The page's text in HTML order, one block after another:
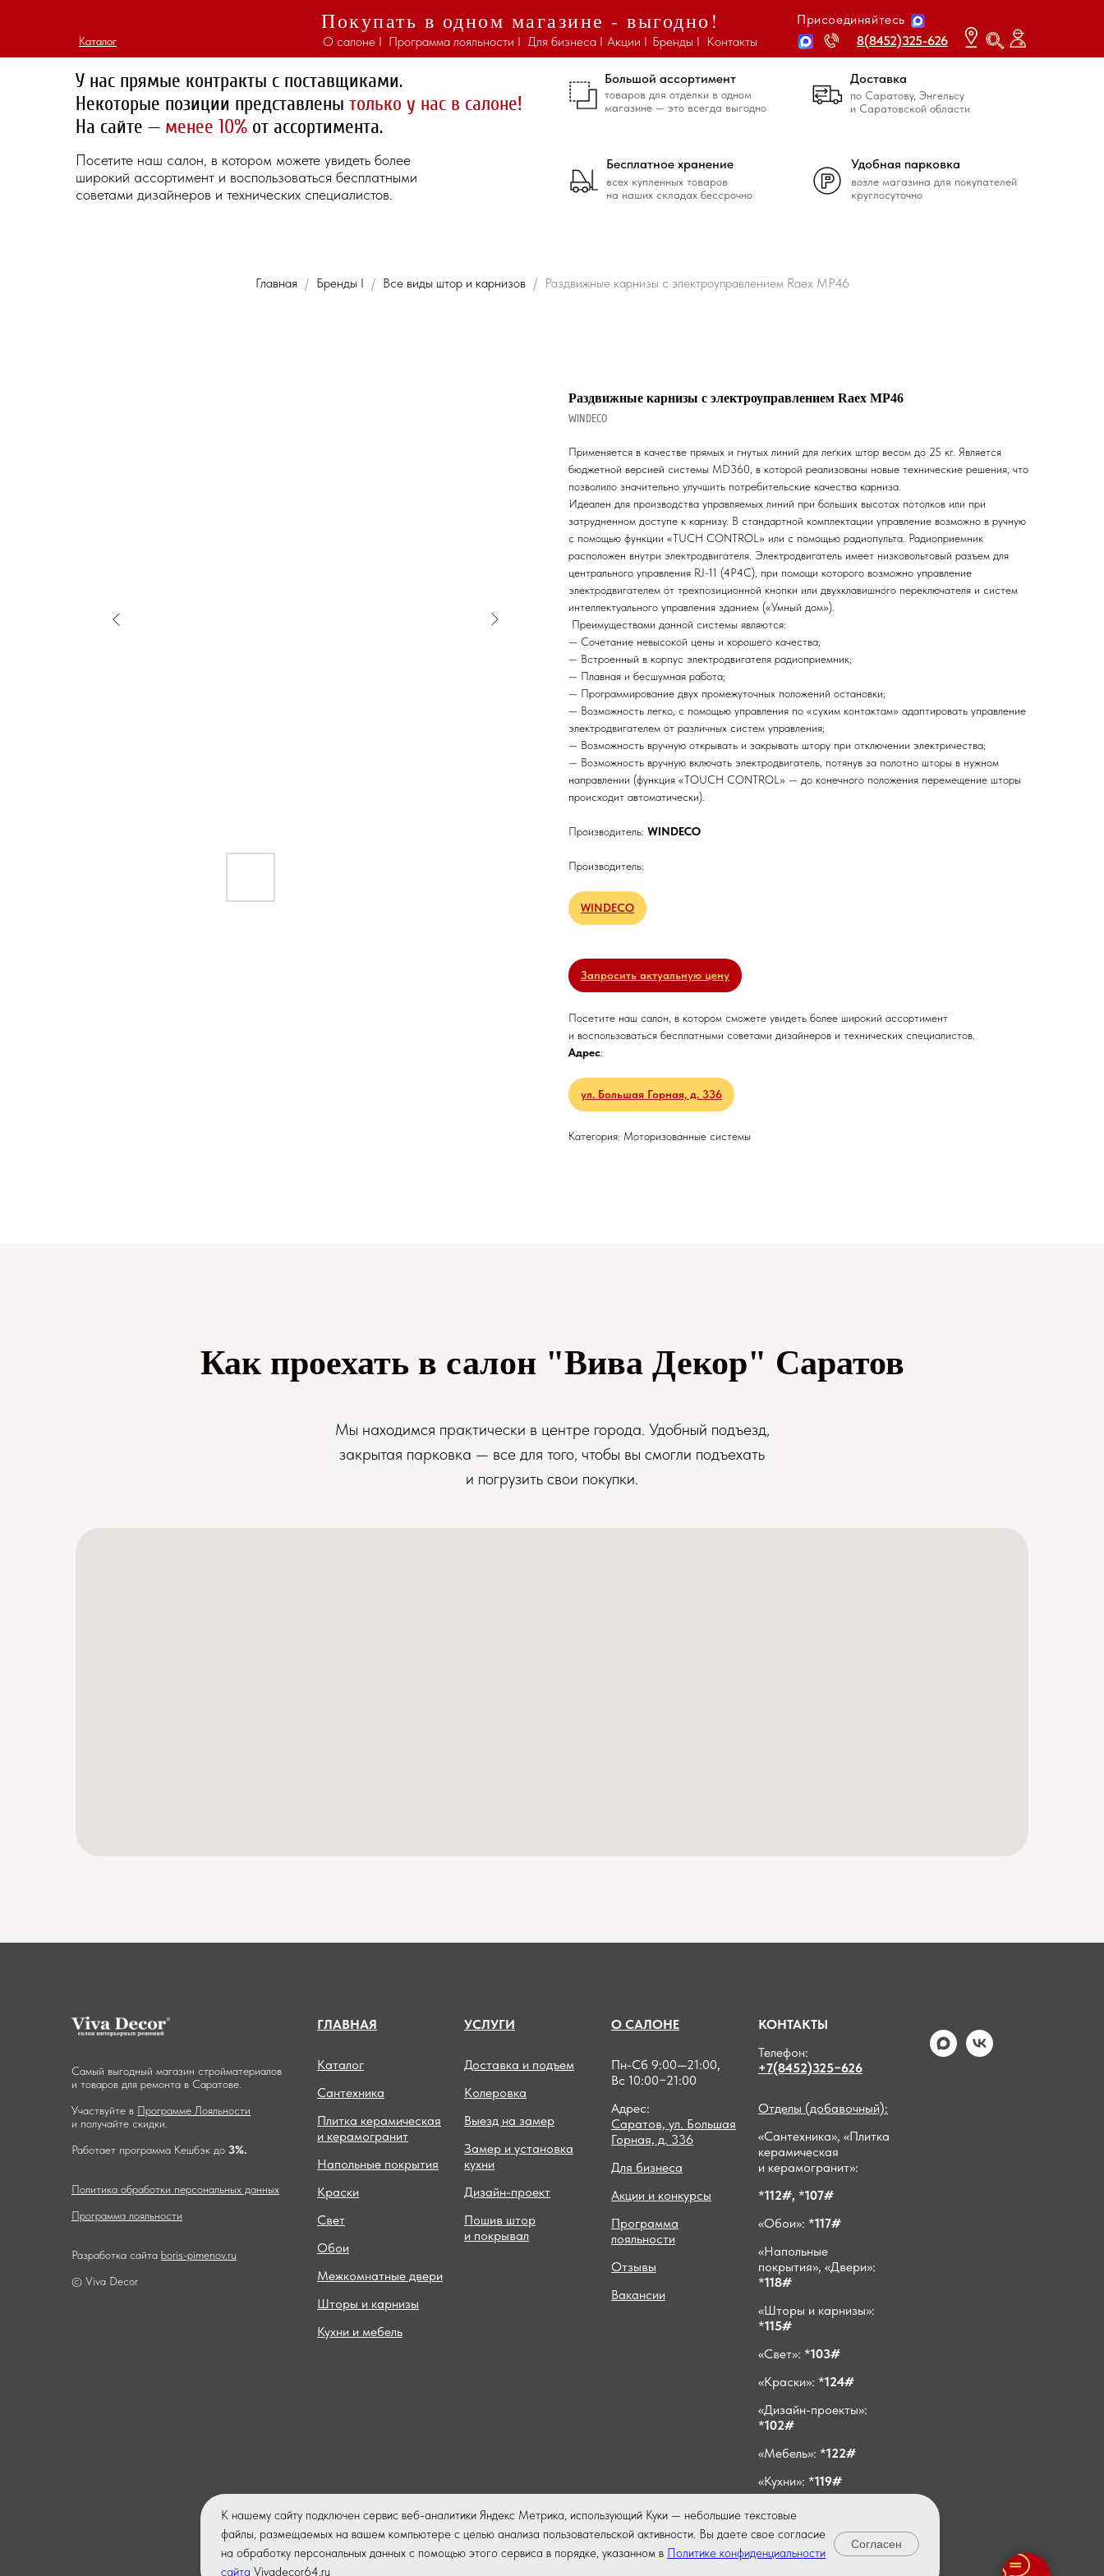
8(8452)325-626
8(8452)325-626
Покупать в одном магазине - выгодно!
Контакты
Бренды I
Акции I
Для бизнеса I
Присоединяйтесь
Каталог
Каталог Программа лояльности I
О салоне I
возле магазина для покупателей
круглосуточно
Удобная парковка
всех купленных товаров
на наших складах бессрочно
Бесплатное хранение
товаров для отделки в одном
магазине — это всегда выгодно
Большой ассортимент
по Саратову, Энгельсу
и Саратовской области
Доставка
У нас прямые контракты с поставщиками.
Некоторые позиции представлены только у нас в салоне!
На сайте — менее 10% от ассортимента.
Посетите наш салон, в котором можете увидеть более
широкий ассортимент и воспользоваться бесплатными
советами дизайнеров и технических специалистов.
Главная Бренды I Все виды штор и карнизов Раздвижные карнизы с электроуправлением Raex MP46
Раздвижные карнизы с электроуправлением Raex MP46
WINDECO
Применяется в качестве прямых и гнутых линий для легких штор весом до 25 кг. Является
бюджетной версией системы MD360, в которой реализованы новые технические решения, что
позволило значительно улучшить потребительские качества карниза.
Идеален для производства управляемых линий при больших высотах потолков или при
затрудненном доступе к карнизу. В стандартной комплектации управление возможно в ручную
с помощью функции «TUCH CONTROL» или с помощью радиопульта. Радиоприемник
расположен внутри электродвигателя. Электродвигатель имеет низковольтовый разъем для
центрального управления RJ-11 (4Р4С), при помощи которого возможно управление
электродвигателем от трехпозиционной кнопки или двухклавишного переключателя и систем
интеллектуального управления зданием («Умный дом»).
Преимуществами данной системы являются:
— Сочетание невысокой цены и хорошего качества;
— Встроенный в корпус электродвигателя радиоприемник;
— Плавная и бесшумная работа;
— Программирование двух промежуточных положений остановки;
— Возможность легко, с помощью управления по «сухим контактам» адаптировать управление
электродвигателем от различных систем управления;
— Возможность вручную открывать и закрывать штору при отключении электричества;
— Возможность вручную включать электродвигатель, потянув за полотно шторы в нужном
направлении (функция «TOUCH CONTROL» — до конечного положения перемещение шторы
происходит автоматически).
Производитель: WINDECO
Производитель:
WINDECO
Запросить актуальную цену
Посетите наш салон, в котором сможете увидеть более широкий ассортимент
и воспользоваться бесплатными советами дизайнеров и технических специалистов.
Адрес:
ул. Большая Горная, д. 336
Категория: Моторизованные системы
К нашему сайту подключен сервис веб-аналитики Яндекс Метрика, использующий Куки — небольшие текстовые
файлы, размещаемых на вашем компьютере с целью анализа пользовательской активности. Вы даете свое согласие
на обработку персональных данных с помощью этого сервиса в порядке, указанном в Политике конфиденциальности
сайта Vivadecor64.ru
Согласен
Как проехать в салон "Вива Декор" Саратов
Мы находимся практически в центре города. Удобный подъезд,
закрытая парковка — все для того, чтобы вы смогли подъехать
и погрузить свои покупки.
Самый выгодный магазин стройматериалов
и товаров для ремонта в Саратове.
Участвуйте в Программе Лояльности
и получайте скидки.
Работает программа Кешбэк до 3%.
Политика обработки персональных данных
Программа лояльности
Разработка сайта boris-pimenov.ru
© Viva Decor
ГЛАВНАЯ
Каталог
Сантехника
Плитка керамическая
и керамогранит
Напольные покрытия
Краски
Свет
Обои
Межкомнатные двери
Шторы и карнизы
Кухни и мебель
УСЛУГИ
Доставка и подъем
Колеровка
Выезд на замер
Замер и установка
кухни
Дизайн-проект
Пошив штор
и покрывал
О САЛОНЕ
Пн-Сб 9:00—21:00,
Вс 10:00−21:00
Адрес:
Саратов, ул. Большая
Горная, д. 336
Для бизнеса
Акции и конкурсы
Программа
лояльности
Отзывы
Вакансии
КОНТАКТЫ
Телефон:
+7(8452)325−626
Отделы (добавочный):
«Сантехника», «Плитка
керамическая
и керамогранит»:
*112#, *107#
«Обои»: *117#
«Напольные
покрытия», «Двери»:
*118#
«Шторы и карнизы»:
*115#
«Свет»: *103#
«Краски»: *124#
«Дизайн-проекты»:
*102#
«Мебель»: *122#
«Кухни»: *119#
info@vivadecor64.ru